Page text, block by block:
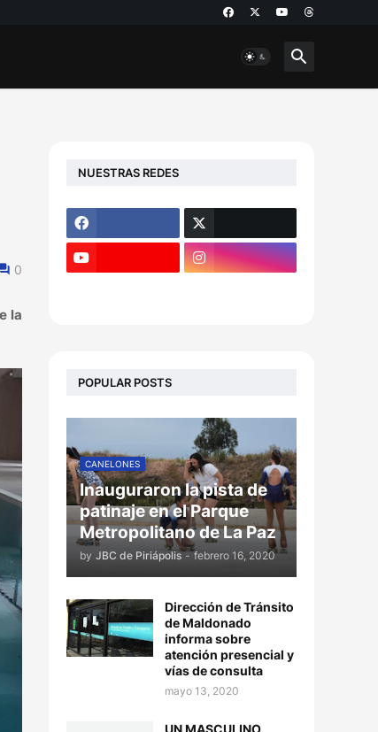
0
la
NUESTRAS REDES
POPULAR POSTS
CANELONES
Inauguraron la pista de
patinaje en el Parque
Metropolitano de La Paz
by JBC de Piriápolis - febrero 16, 2020
Dirección de Tránsito
de Maldonado
informa sobre
atención presencial y
vías de consulta
mayo 13, 2020
UN MASCULINO